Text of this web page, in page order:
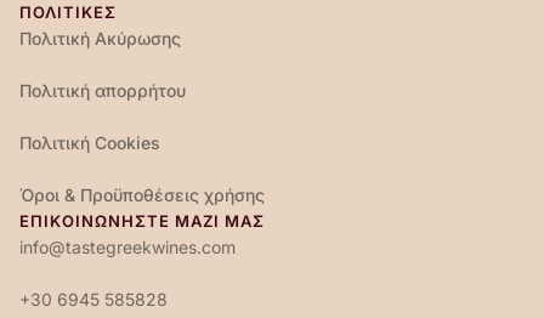
ΠΟΛΙΤΙΚΕΣ
Πολιτική Ακύρωσης
Πολιτική απορρήτου
Πολιτική Cookies
Όροι & Προϋποθέσεις χρήσης
ΕΠΙΚΟΙΝΩΝΉΣΤΕ ΜΑΖΊ ΜΑΣ
info@tastegreekwines.com
+30 6945 585828